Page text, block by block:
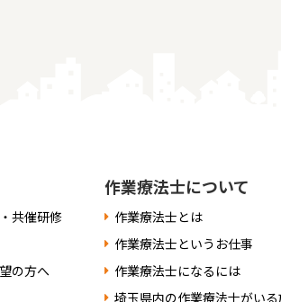
共催研修
の方へ
作業療法士について
作業療法士とは
作業療法士というお仕事
作業療法士になるには
埼玉県内の作業療法士がい